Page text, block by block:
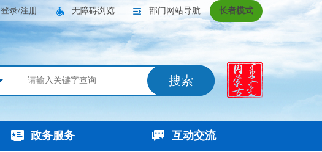
长者模式
部门网站导航
无障碍浏览
登录/注册
搜索
政务服务 互动交流